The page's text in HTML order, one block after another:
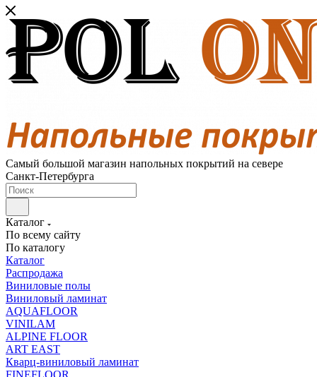
Самый большой магазин напольных покрытий на севере
Санкт-Петербурга
Каталог
По всему сайту
По каталогу
Каталог
Распродажа
Виниловые полы
Виниловый ламинат
AQUAFLOOR
VINILAM
ALPINE FLOOR
ART EAST
Кварц-виниловый ламинат
FINEFLOOR